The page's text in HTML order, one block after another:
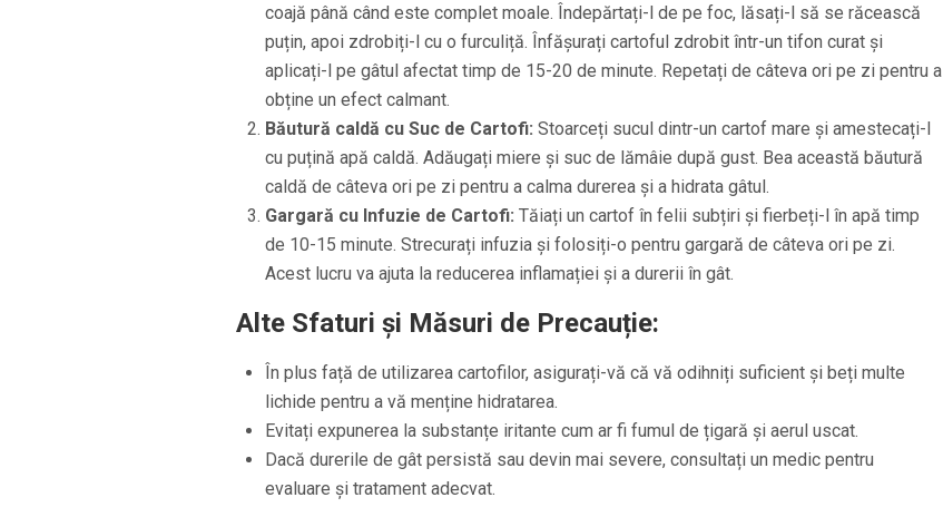
coajă până când este complet moale. Îndepărtați-l de pe foc, lăsați-l să se răcească
puțin, apoi zdrobiți-l cu o furculiță. Înfășurați cartoful zdrobit într-un tifon curat și
aplicați-l pe gâtul afectat timp de 15-20 de minute. Repetați de câteva ori pe zi pentru a
obține un efect calmant.
Băutură caldă cu Suc de Cartofi: Stoarceți sucul dintr-un cartof mare și amestecați-l
cu puțină apă caldă. Adăugați miere și suc de lămâie după gust. Bea această băutură
caldă de câteva ori pe zi pentru a calma durerea și a hidrata gâtul.
Gargară cu Infuzie de Cartofi: Tăiați un cartof în felii subțiri și fierbeți-l în apă timp
de 10-15 minute. Strecurați infuzia și folosiți-o pentru gargară de câteva ori pe zi.
Acest lucru va ajuta la reducerea inflamației și a durerii în gât.
Alte Sfaturi și Măsuri de Precauție:
În plus față de utilizarea cartofilor, asigurați-vă că vă odihniți suficient și beți multe
lichide pentru a vă menține hidratarea.
Evitați expunerea la substanțe iritante cum ar fi fumul de țigară și aerul uscat.
Dacă durerile de gât persistă sau devin mai severe, consultați un medic pentru
evaluare și tratament adecvat.